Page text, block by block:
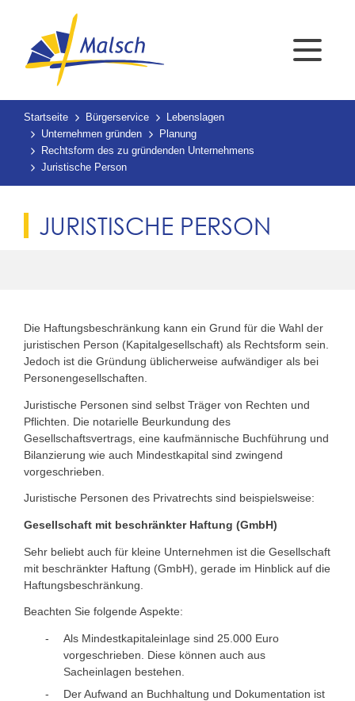
Startseite Bürgerservice
Lebenslagen
Unternehmen gründen
Planung
Rechtsform des zu gründenden Unternehmens
Juristische Person
JURISTISCHE PERSON
Die Haftungsbeschränkung kann ein Grund für die Wahl der
juristischen Person (Kapitalgesellschaft) als Rechtsform sein.
Jedoch ist die Gründung üblicherweise aufwändiger als bei
Personengesellschaften.
Juristische Personen sind selbst Träger von Rechten und
Pflichten. Die notarielle Beurkundung des
Gesellschaftsvertrags, eine kaufmännische Buchführung und
Bilanzierung wie auch Mindestkapital sind zwingend
vorgeschrieben.
Juristische Personen des Privatrechts sind beispielsweise:
Gesellschaft mit beschränkter Haftung (GmbH)
Sehr beliebt auch für kleine Unternehmen ist die Gesellschaft
mit beschränkter Haftung (GmbH), gerade im Hinblick auf die
Haftungsbeschränkung.
Beachten Sie folgende Aspekte:
Als Mindestkapitaleinlage sind 25.000 Euro
vorgeschrieben. Diese können auch aus
Sacheinlagen bestehen.
Der Aufwand an Buchhaltung und Dokumentation ist